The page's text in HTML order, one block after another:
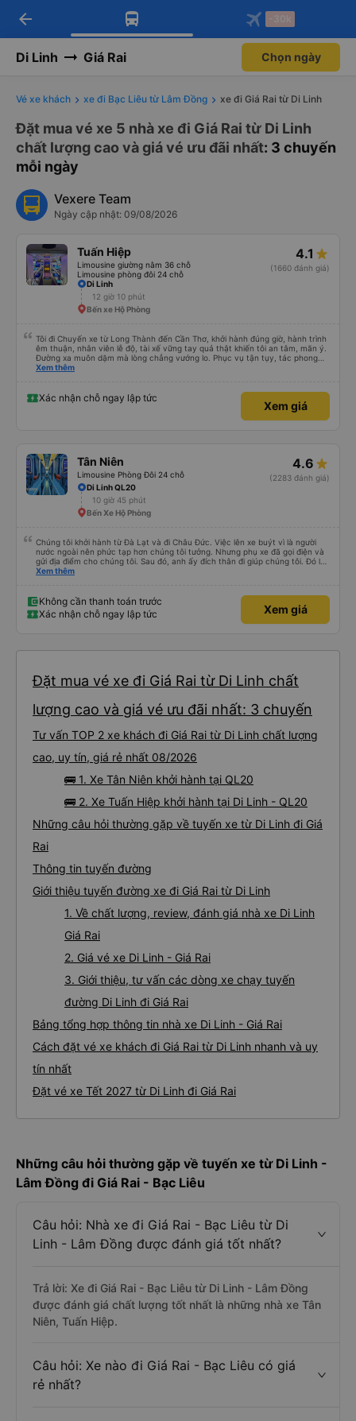
Tải app Vexere ngay!
Nhận ưu đãi thành viên độc
Mở app
Tải app Vexere
-30k/ghế khi đặt vé máy bay qua
Mở app
arrow_back -30k
Di Linh Giá Rai Chọn ngày
Vé xe khách xe đi Bạc Liêu từ Lâm Đồng xe đi Giá Rai từ Di Linh
Đặt mua vé xe 5 nhà xe đi Giá Rai từ Di Linh
chất lượng cao và giá vé ưu đãi nhất: 3 chuyến
mỗi ngày
Vexere Team
Ngày cập nhật: 09/08/2026
Tuấn Hiệp
Limousine giường nằm 36 chỗ
Limousine phòng đôi 24 chỗ
4.1
(1660 đánh giá)
Di Linh
12 giờ 10 phút
Bến xe Hộ Phòng
Tôi đi Chuyến xe từ Long Thành đến Cần Thơ, khởi hành đúng giờ, hành trình
êm thuận, nhân viên lễ độ, tài xế vững tay quả thật khiến tôi an tâm, mãn ý.
Đường xa muôn dặm mà lòng chẳng vướng lo. Phục vụ tận tụy, tác phong
nghiêm cẩn, hiếm thấy giữa thời buổi kim tiền vội vã. Xã hội loạn đạo. Xin gửi
Xem thêm
Xác nhận chỗ ngay lập tức
Xem giá
Tân Niên
Limousine Phòng Đôi 24 chỗ
4.6
(2283 đánh giá)
Di Linh QL20
10 giờ 45 phút
Bến Xe Hộ Phòng
Chúng tôi khởi hành từ Đà Lạt và đi Châu Đức. Việc lên xe buýt vì là người
nước ngoài nên phức tạp hơn chúng tôi tưởng. Nhưng phụ xe đã gọi điện và
gửi địa điểm cho chúng tôi. Sau đó, anh ấy đích thân đi giúp chúng tôi. Đó là
lần đầu tiên đi xe giường nằm với hai đứa trẻ nhỏ khá thú vị. Chúng tôi không
điểm dừng, họ đánh thức chúng tôi dậy và đảm bảo chúng tôi đã sẵn sàng.
Nhìn chung, đó là một trải nghiệm tốt. Mỗi giường đều có gối và chăn, và đủ
chỗ cho 1 người lớn và 1 trẻ em nằm thoải mái.
Xem thêm
Không cần thanh toán trước
Xác nhận chỗ ngay lập tức
Xem giá
Đặt mua vé xe đi Giá Rai từ Di Linh chất
lượng cao và giá vé ưu đãi nhất: 3 chuyến
Tư vấn TOP 2 xe khách đi Giá Rai từ Di Linh chất lượng
cao, uy tín, giá rẻ nhất 08/2026
🚌 1. Xe Tân Niên khởi hành tại QL20
🚌 2. Xe Tuấn Hiệp khởi hành tại Di Linh - QL20
Những câu hỏi thường gặp về tuyến xe từ Di Linh đi Giá
Rai
Thông tin tuyến đường
Giới thiệu tuyến đường xe đi Giá Rai từ Di Linh
1. Về chất lượng, review, đánh giá nhà xe Di Linh
Giá Rai
2. Giá vé xe Di Linh - Giá Rai
3. Giới thiệu, tư vấn các dòng xe chạy tuyến
đường Di Linh đi Giá Rai
Bảng tổng hợp thông tin nhà xe Di Linh - Giá Rai
Cách đặt vé xe khách đi Giá Rai từ Di Linh nhanh và uy
tín nhất
Đặt vé xe Tết 2027 từ Di Linh đi Giá Rai
Những câu hỏi thường gặp về tuyến xe từ Di Linh -
Lâm Đồng đi Giá Rai - Bạc Liêu
Câu hỏi: Nhà xe đi Giá Rai - Bạc Liêu từ Di
Linh - Lâm Đồng được đánh giá tốt nhất?
Trả lời: Xe đi Giá Rai - Bạc Liêu từ Di Linh - Lâm Đồng
được đánh giá chất lượng tốt nhất là những nhà xe Tân
Niên, Tuấn Hiệp.
Câu hỏi: Xe nào đi Giá Rai - Bạc Liêu có giá
rẻ nhất?